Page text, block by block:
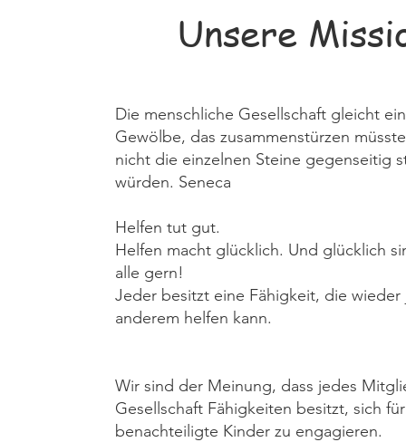
Unsere
Die menschliche Gesellschaft gleicht
Gewölbe, das zusammenstürzen
nicht die einzelnen Steine gegenseitig
würden. Seneca
Helfen tut gut.
Helfen macht glücklich. Und glücklich
alle gern!
Jeder besitzt eine Fähigkeit, die wieder
anderem helfen kann.
Wir sind der Meinung, dass jedes
Gesellschaft Fähigkeiten besitzt, sich für
benachteiligte Kinder zu engagieren.